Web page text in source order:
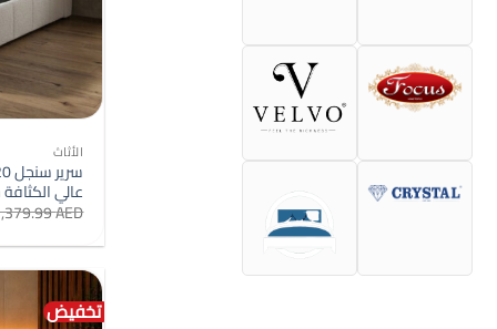
الأثاث
عالي
AED
تخفيض